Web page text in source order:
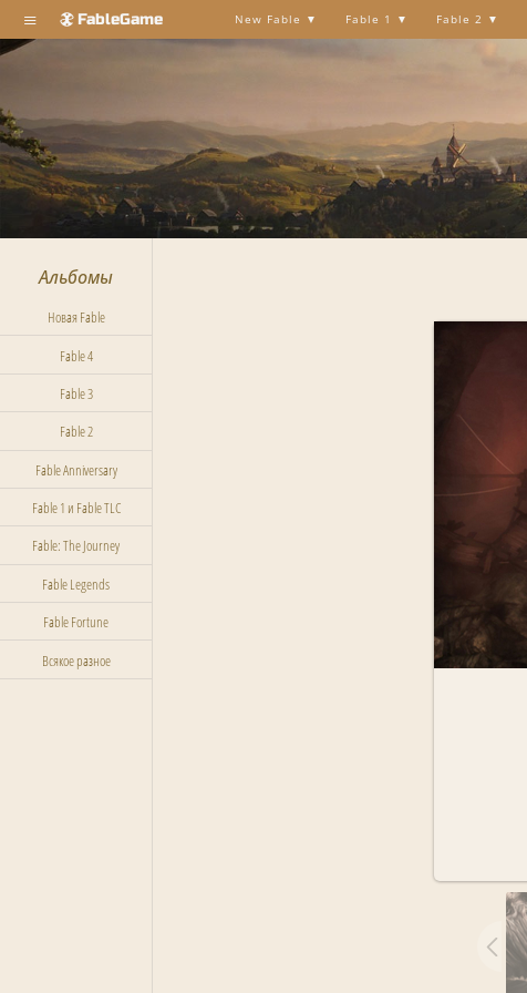
≡ FableGame New Fable Fable 1 Fable 2
Альбомы
Новая Fable
Fable 4
Fable 3
Fable 2
Fable Anniversary
Fable 1 и Fable TLC
Fable: The Journey
Fable Legends
Fable Fortune
Всякое разное